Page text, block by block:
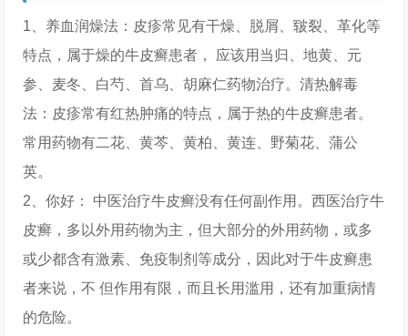
1、养血润燥法：皮疹常见有干燥、脱屑、皲裂、革化等
特点，属于燥的牛皮癣患者， 应该用当归、地黄、元
参、麦冬、白芍、首乌、胡麻仁药物治疗。清热解毒
法：皮疹常有红热肿痛的特点，属于热的牛皮癣患者。
常用药物有二花、黄芩、黄柏、黄连、野菊花、蒲公
英。
2、你好： 中医治疗牛皮癣没有任何副作用。西医治疗牛
皮癣，多以外用药物为主，但大部分的外用药物，或多
或少都含有激素、免疫制剂等成分，因此对于牛皮癣患
者来说，不 但作用有限，而且长用滥用，还有加重病情
的危险。